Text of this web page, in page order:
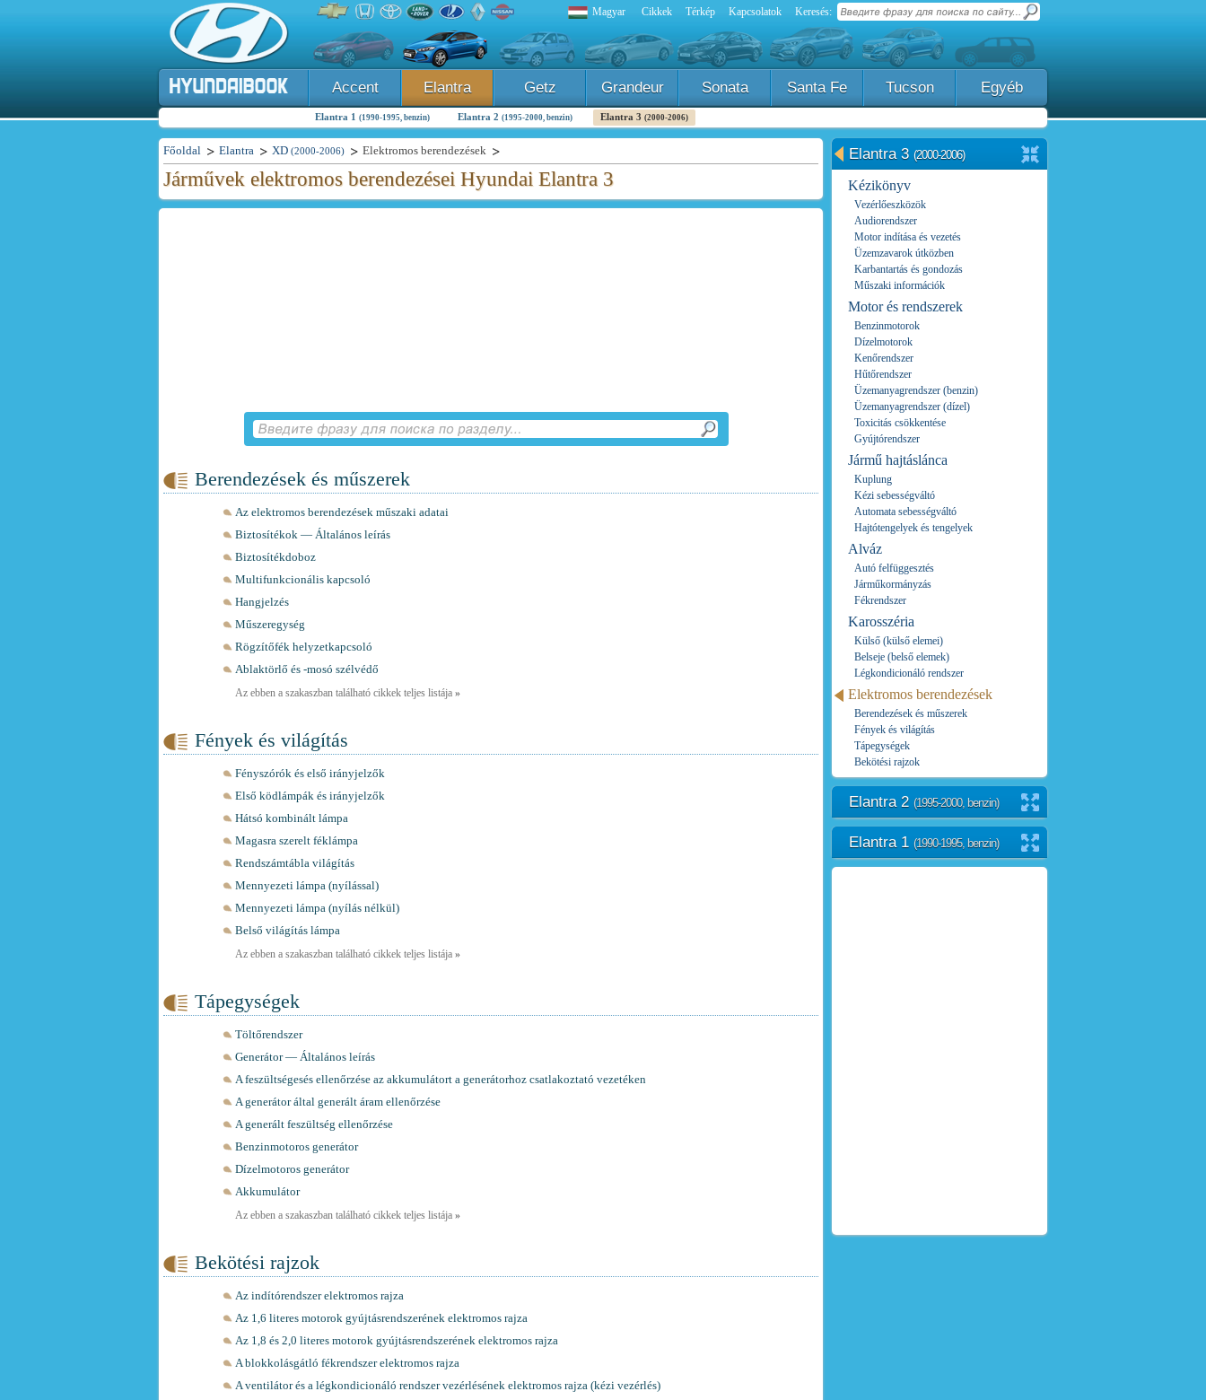
Magyar Cikkek Térkép Kapcsolatok Keresés:
Accent Elantra Getz Grandeur Sonata Santa Fe Tucson Egyéb
Elantra 1 (1990-1995, benzin) Elantra 2 (1995-2000, benzin) Elantra 3 (2000-2006)
Főoldal Elantra XD (2000-2006) Elektromos berendezések
Járművek elektromos berendezései Hyundai Elantra 3
Berendezések és műszerek
Az elektromos berendezések műszaki adatai
Biztosítékok — Általános leírás
Biztosítékdoboz
Multifunkcionális kapcsoló
Hangjelzés
Műszeregység
Rögzítőfék helyzetkapcsoló
Ablaktörlő és -mosó szélvédő
Az ebben a szakaszban található cikkek teljes listája »
Fények és világítás
Fényszórók és első irányjelzők
Első ködlámpák és irányjelzők
Hátsó kombinált lámpa
Magasra szerelt féklámpa
Rendszámtábla világítás
Mennyezeti lámpa (nyílással)
Mennyezeti lámpa (nyílás nélkül)
Belső világítás lámpa
Az ebben a szakaszban található cikkek teljes listája »
Tápegységek
Töltőrendszer
Generátor — Általános leírás
A feszültségesés ellenőrzése az akkumulátort a generátorhoz csatlakoztató vezetéken
A generátor által generált áram ellenőrzése
A generált feszültség ellenőrzése
Benzinmotoros generátor
Dízelmotoros generátor
Akkumulátor
Az ebben a szakaszban található cikkek teljes listája »
Bekötési rajzok
Az indítórendszer elektromos rajza
Az 1,6 literes motorok gyújtásrendszerének elektromos rajza
Az 1,8 és 2,0 literes motorok gyújtásrendszerének elektromos rajza
A blokkolásgátló fékrendszer elektromos rajza
A ventilátor és a légkondicionáló rendszer vezérlésének elektromos rajza (kézi vezérlés)
Elantra 3 (2000-2006)
Kézikönyv
Vezérlőeszközök
Audiorendszer
Motor indítása és vezetés
Üzemzavarok útközben
Karbantartás és gondozás
Műszaki információk
Motor és rendszerek
Benzinmotorok
Dízelmotorok
Kenőrendszer
Hűtőrendszer
Üzemanyagrendszer (benzin)
Üzemanyagrendszer (dízel)
Toxicitás csökkentése
Gyújtórendszer
Jármű hajtáslánca
Kuplung
Kézi sebességváltó
Automata sebességváltó
Hajtótengelyek és tengelyek
Alváz
Autó felfüggesztés
Járműkormányzás
Fékrendszer
Karosszéria
Külső (külső elemei)
Belseje (belső elemek)
Légkondicionáló rendszer
Elektromos berendezések
Berendezések és műszerek
Fények és világítás
Tápegységek
Bekötési rajzok
Elantra 2 (1995-2000, benzin)
Elantra 1 (1990-1995, benzin)